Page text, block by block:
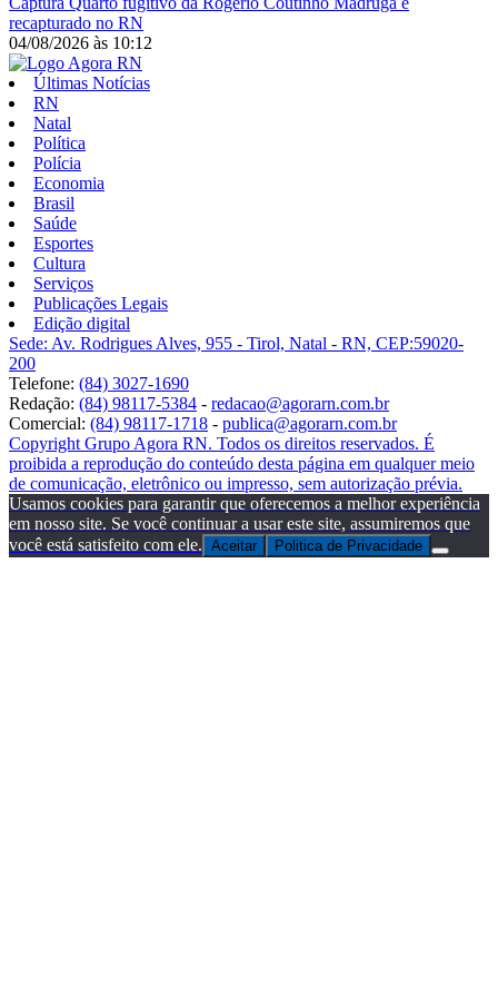
recapturado no RN
04/08/2026 às 10:12
Últimas Notícias
RN
Natal
Política
Polícia
Economia
Brasil
Saúde
Esportes
Cultura
Serviços
Publicações Legais
Edição digital
Sede: Av. Rodrigues Alves, 955 - Tirol, Natal - RN, CEP:59020-
200
Telefone: (84) 3027-1690
Redação: (84) 98117-5384 - redacao@agorarn.com.br
Comercial: (84) 98117-1718 - publica@agorarn.com.br
Copyright Grupo Agora RN. Todos os direitos reservados. É
proibida a reprodução do conteúdo desta página em qualquer meio
de comunicação, eletrônico ou impresso, sem autorização prévia.
Usamos cookies para garantir que oferecemos a melhor experiência
em nosso site. Se você continuar a usar este site, assumiremos que
você está satisfeito com ele. Aceitar Politica de Privacidade